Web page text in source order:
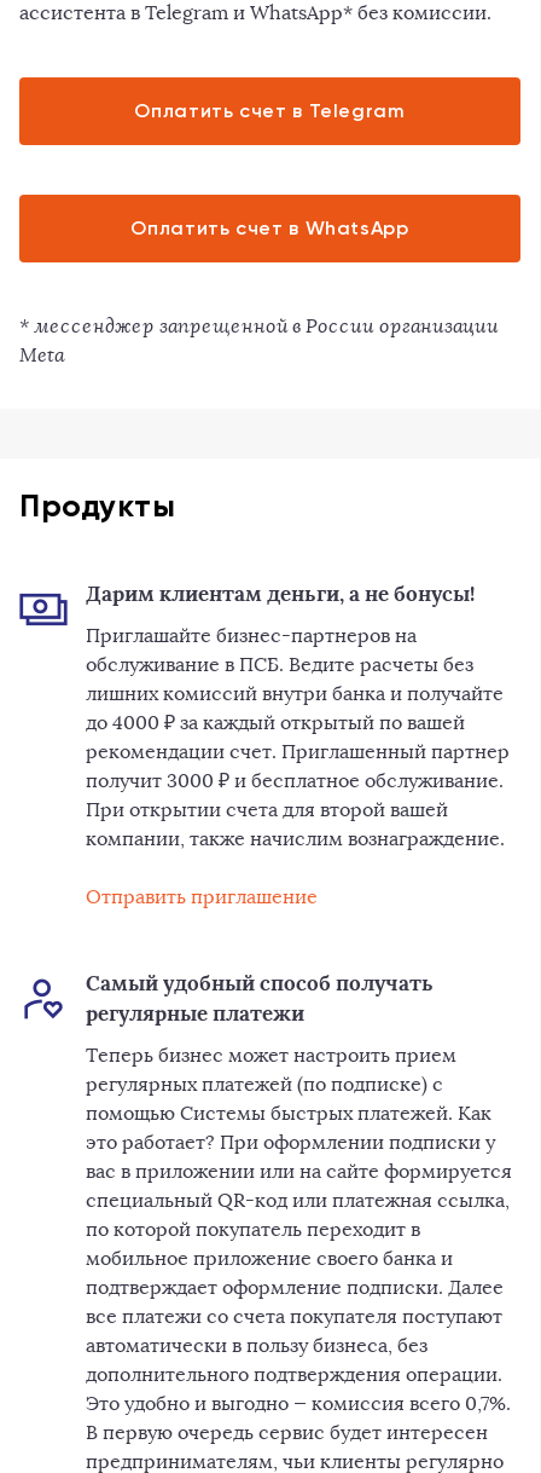
ассистента в Telegram и WhatsApp* без комиссии.
Оплатить счет в Telegram
Оплатить счет в WhatsApp
* мессенджер запрещенной в России организации
Meta
Продукты
Дарим клиентам деньги, а не бонусы!
Приглашайте бизнес-партнеров на
обслуживание в ПСБ. Ведите расчеты без
лишних комиссий внутри банка и получайте
до 4000 ₽ за каждый открытый по вашей
рекомендации счет. Приглашенный партнер
получит 3000 ₽ и бесплатное обслуживание.
При открытии счета для второй вашей
компании, также начислим вознаграждение.
Отправить приглашение
Самый удобный способ получать
регулярные платежи
Теперь бизнес может настроить прием
регулярных платежей (по подписке) с
помощью Системы быстрых платежей. Как
это работает? При оформлении подписки у
вас в приложении или на сайте формируется
специальный QR-код или платежная ссылка,
по которой покупатель переходит в
мобильное приложение своего банка и
подтверждает оформление подписки. Далее
все платежи со счета покупателя поступают
автоматически в пользу бизнеса, без
дополнительного подтверждения операции.
Это удобно и выгодно — комиссия всего 0,7%.
В первую очередь сервис будет интересен
предпринимателям, чьи клиенты регулярно